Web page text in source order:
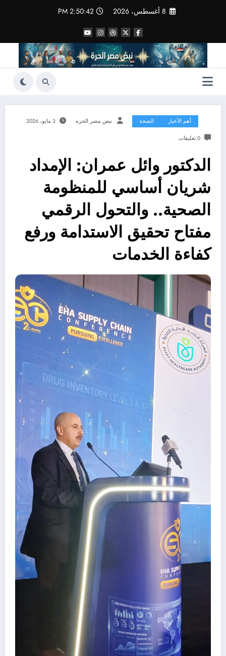
8 أغسطس، 2026 2:50:44 PM
أهم الأخبار الصحة نبض مصر الحره 3 مايو، 2026
0 تعليقات
الدكتور وائل عمران: الإمداد
شريان أساسي للمنظومة
الصحية.. والتحول الرقمي
مفتاح تحقيق الاستدامة ورفع
كفاءة الخدمات